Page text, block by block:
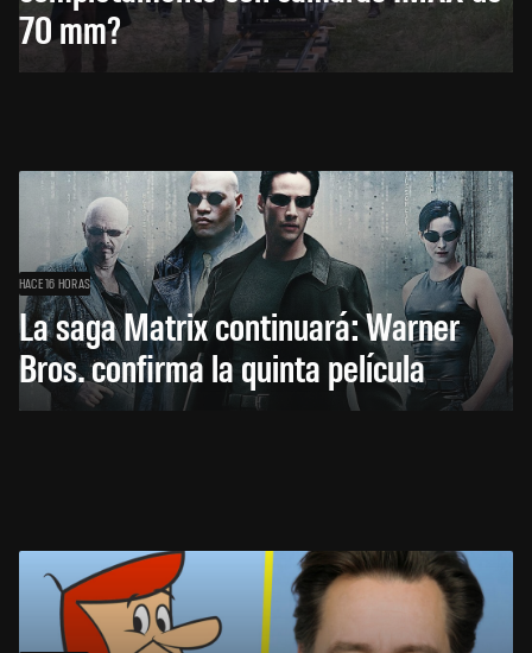
70 mm?
HACE 16 HORAS
La saga Matrix continuará: Warner
Bros. confirma la quinta película